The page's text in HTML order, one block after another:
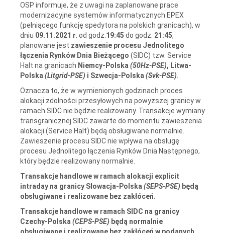
OSP informuje, że z uwagi na zaplanowane prace
modernizacyjne systemów informatycznych EPEX
(pełniącego funkcję spedytora na polskich granicach), w
dniu 09.11.2021 r. od godz. 19:45 do godz. 21:45,
planowane jest zawieszenie procesu Jednolitego
łączenia Rynków Dnia Bieżącego (SIDC) tzw. Service
Halt na granicach Niemcy-Polska (50Hz-PSE), Litwa-
Polska (Litgrid-PSE) i Szwecja-Polska (Svk-PSE)
Oznacza to, że w wymienionych godzinach proces
alokacji zdolności przesyłowych na powyższej granicy w
ramach SIDC nie będzie realizowany. Transakcje wymiany
transgranicznej SIDC zawarte do momentu zawieszenia
alokacji (Service Halt) będą obsługiwane normalnie.
Zawieszenie procesu SIDC nie wpływa na obsługę
procesu Jednolitego łączenia Rynków Dnia Następnego,
który będzie realizowany normalnie.
Transakcje handlowe w ramach alokacji explicit
intraday na granicy Słowacja-Polska (SEPS-PSE) będą
obsługiwane i realizowane bez zakłóceń.
Transakcje handlowe w ramach SIDC na granicy
Czechy-Polska (CEPS-PSE) będą normalnie
obsługiwane i realizowane bez zakłóceń w podanych